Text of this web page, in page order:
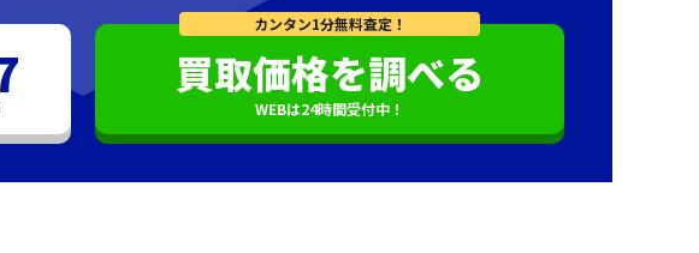
カンタン1分無料査定！
買取価格を調べる
WEBは24時間受付中！